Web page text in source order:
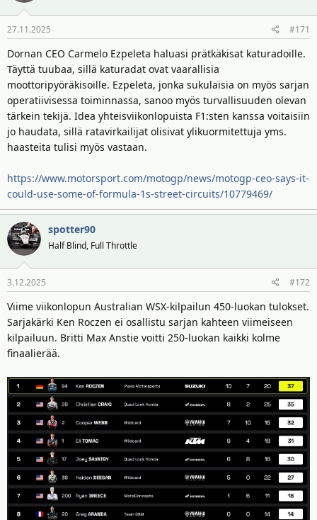
27.11.2025 #171
Dornan CEO Carmelo Ezpeleta haluasi prätkäkisat katuradoille.
Täyttä tuubaa, sillä katuradat ovat vaarallisia
moottoripyöräkisoille. Ezpeleta, jonka sukulaisia on myös sarjan
operatiivisessa toiminnassa, sanoo myös turvallisuuden olevan
tärkein tekijä. Idea yhteisviikonlopuista F1:sten kanssa voitaisiin
jo haudata, sillä ratavirkailijat olisivat ylikuormitettuja yms.
haasteita tulisi myös vastaan.
https://www.motorsport.com/motogp/news/motogp-ceo-says-it-
could-use-some-of-formula-1s-street-circuits/10779469/
spotter90
Half Blind, Full Throttle
3.12.2025 #172
Viime viikonlopun Australian WSX-kilpailun 450-luokan tulokset.
Sarjakärki Ken Roczen ei osallistu sarjan kahteen viimeiseen
kilpailuun. Britti Max Anstie voitti 250-luokan kaikki kolme
finaalierää.